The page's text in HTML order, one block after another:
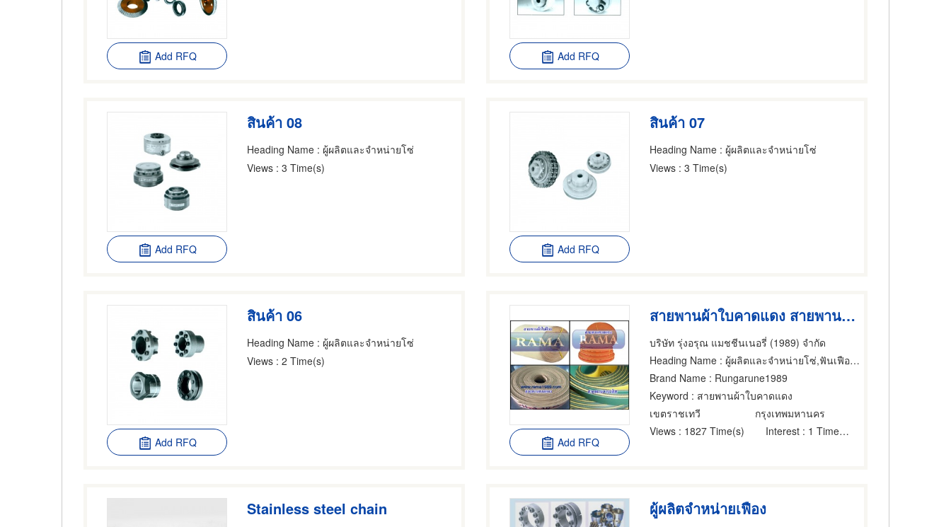
Add RFQ Add RFQ
Add RFQ
สินค้า 08
Heading Name : ผู้ผลิตและจำหน่ายโซ่
Views : 3 Time(s)
Add RFQ
สินค้า 07
Heading Name : ผู้ผลิตและจำหน่ายโซ่
Views : 3 Time(s)
Add RFQ
สินค้า 06
Heading Name : ผู้ผลิตและจำหน่ายโซ่
Views : 2 Time(s)
Add RFQ
สายพานผ้าใบคาดแดง สายพานผ้าใบ สายพานส่งกำลัง สายพาน
บริษัท รุ่งอรุณ แมชชีนเนอรี่ (1989) จำกัด
Heading Name : ผู้ผลิตและจำหน่ายโซ่,ฟันเฟือง,สายพานเครื่องจักร
Brand Name : Rungarune1989
Keyword : สายพานผ้าใบคาดแดง
เขตราชเทวี
กรุงเทพมหานคร
Views : 1827 Time(s) Interest : 1 Time(s)
Stainless steel chain ผู้ผลิตจำหน่ายเฟือง